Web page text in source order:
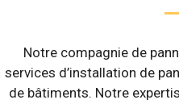
Notre compagnie de
services d’installation de
de bâtiments. Notre